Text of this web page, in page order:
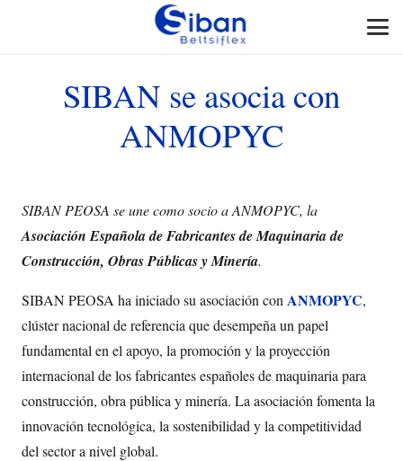
SIBAN se asocia con
ANMOPYC
SIBAN PEOSA se une como socio a ANMOPYC, la
Asociación Española de Fabricantes de Maquinaria de
Construcción, Obras Públicas y Minería.
SIBAN PEOSA ha iniciado su asociación con ANMOPYC,
clúster nacional de referencia que desempeña un papel
fundamental en el apoyo, la promoción y la proyección
internacional de los fabricantes españoles de maquinaria para
construcción, obra pública y minería. La asociación fomenta la
innovación tecnológica, la sostenibilidad y la competitividad
del sector a nivel global.